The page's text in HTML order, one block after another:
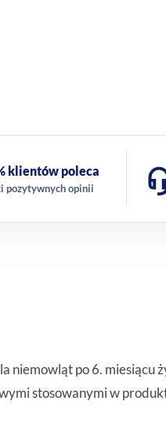
klientów poleca
pozytywnych opinii
po 6. miesiącu
stosowanymi w